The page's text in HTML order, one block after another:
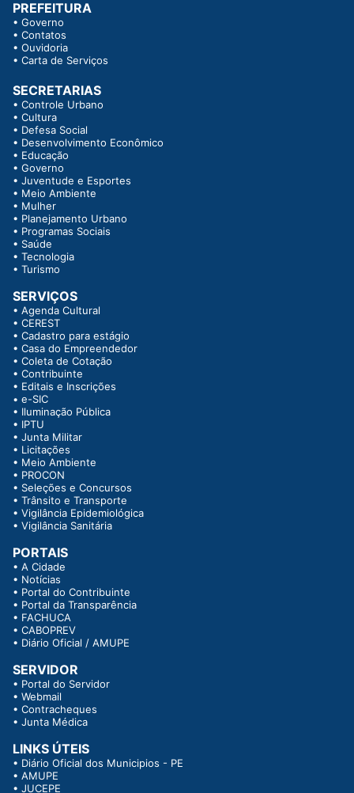
PREFEITURA
• Governo
• Contatos
• Ouvidoria
• Carta de Serviços
SECRETARIAS
• Controle Urbano
• Cultura
• Defesa Social
• Desenvolvimento Econômico
• Educação
• Governo
• Juventude e Esportes
• Meio Ambiente
• Mulher
• Planejamento Urbano
• Programas Sociais
• Saúde
• Tecnologia
• Turismo
SERVIÇOS
• Agenda Cultural
• CEREST
• Cadastro para estágio
• Casa do Empreendedor
• Coleta de Cotação
• Contribuinte
• Editais e Inscrições
• e-SIC
• Iluminação Pública
• IPTU
• Junta Militar
• Licitações
• Meio Ambiente
• PROCON
• Seleções e Concursos
• Trânsito e Transporte
• Vigilância Epidemiológica
• Vigilância Sanitária
PORTAIS
• A Cidade
• Notícias
• Portal do Contribuinte
• Portal da Transparência
• FACHUCA
• CABOPREV
• Diário Oficial / AMUPE
SERVIDOR
• Portal do Servidor
• Webmail
• Contracheques
• Junta Médica
LINKS ÚTEIS
• Diário Oficial dos Municipios - PE
• AMUPE
• JUCEPE